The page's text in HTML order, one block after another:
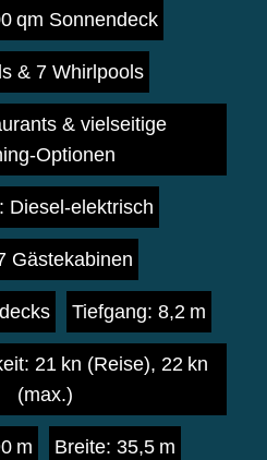
qm Sonnendeck
& 7 Whirlpools
& vielseitige
Diesel‑elektrisch
Gästekabinen
Tiefgang: 8,2 m
21 kn (Reise), 22 kn
(max.)
m Breite: 35,5 m